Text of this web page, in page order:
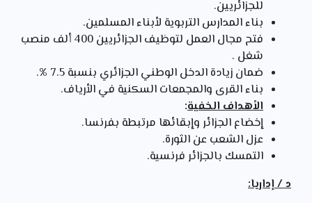
للجزائريين.
بناء المدارس التربوية لأبناء المسلمين.
فتح مجال العمل لتوظيف الجزائريين 400 ألف منصب
شغل .
ضمان زيادة الدخل الوطني الجزائري بنسبة 7.5 %.
بناء القرى والمجمعات السكنية في الأرياف.
الأهداف الخفية:
إخضاع الجزائر وإبقائها مرتبطة بفرنسا.
عزل الشعب عن الثورة.
التمسك بالجزائر فرنسية.
د / إداريا: